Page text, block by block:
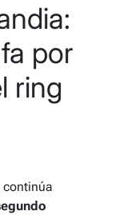
por
ring
continúa